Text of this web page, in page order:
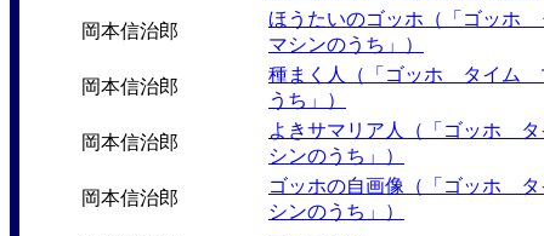
岡本信治郎
ほうたいのゴッホ（「ゴッ
マシンのうち」）
岡本信治郎
種まく人（「ゴッホ タイム
うち」）
岡本信治郎
よきサマリア人（「ゴッホ
シンのうち」）
岡本信治郎
ゴッホの自画像（「ゴッホ
シンのうち」）